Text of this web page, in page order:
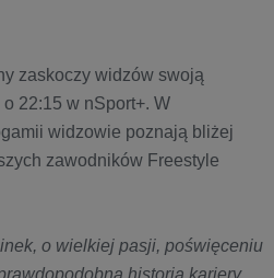
zaskoczy widzów swoją
22:15 w nSport+. W
widzowie poznają bliżej
zawodników Freestyle
o wielkiej pasji, poświęceniu
historia kariery